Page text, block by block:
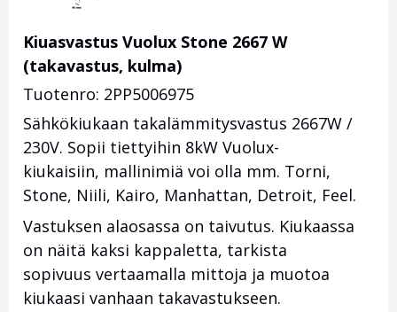
Kiuasvastus Vuolux Stone 2667 W
(takavastus, kulma)
Tuotenro: 2PP5006975
Sähkökiukaan takalämmitysvastus 2667W /
230V. Sopii tiettyihin 8kW Vuolux-
kiukaisiin, mallinimiä voi olla mm. Torni,
Stone, Niili, Kairo, Manhattan, Detroit, Feel.
Vastuksen alaosassa on taivutus. Kiukaassa
on näitä kaksi kappaletta, tarkista
sopivuus vertaamalla mittoja ja muotoa
kiukaasi vanhaan takavastukseen.